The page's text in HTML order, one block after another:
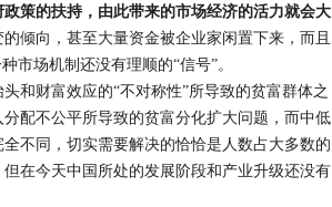
策的扶持，由此带来的市场经济的活力就会大
倾向，甚至大量资金被企业家闲置下来，而且
市场机制还没有理顺的“信号”。
财富效应的“不对称性”所导致的贫富群体之
配不公平所导致的贫富分化扩大问题，而中低
不同，切实需要解决的恰恰是人数占大多数的
在今天中国所处的发展阶段和产业升级还没有